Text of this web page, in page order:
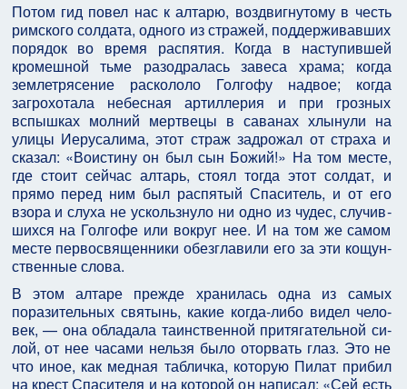
Потом гид повел нас к алтарю, воздвигнутому в честь
римского солдата, одного из стражей, поддер­живавших
порядок во время распятия. Когда в насту­пившей
кромешной тьме разодралась завеса храма; когда
землетрясение раскололо Голгофу надвое; когда
загрохотала небесная артиллерия и при грозных
вспышках молний мертвецы в саванах хлынули на
улицы Иерусалима, этот страж задрожал от страха и
сказал: «Воистину он был сын Божий!» На том месте,
где стоит сейчас алтарь, стоял тогда этот солдат, и
прямо перед ним был распятый Спаситель, и от его
взора и слуха не ускользнуло ни одно из чудес, случив­
шихся на Голгофе или вокруг нее. И на том же самом
месте первосвященники обезглавили его за эти кощун­
ственные слова.
В этом алтаре прежде хранилась одна из самых
поразительных святынь, какие когда-либо видел чело­
век, — она обладала таинственной притягательной си­
лой, от нее часами нельзя было оторвать глаз. Это не
что иное, как медная табличка, которую Пилат прибил
на крест Спасителя и на которой он написал: «Сей есть